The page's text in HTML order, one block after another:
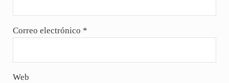
Correo electrónico *
Web